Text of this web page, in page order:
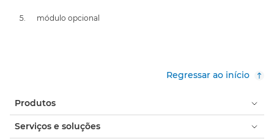
módulo opcional
Regressar ao início
Produtos
Serviços e soluções